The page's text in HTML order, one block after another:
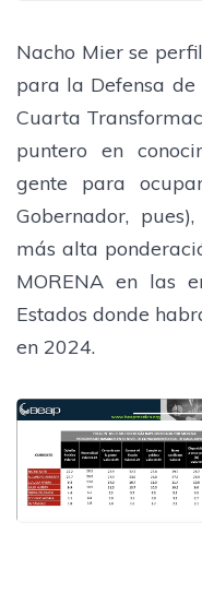
​Nacho Mier se
para la Defensa de
Cuarta
puntero en
gente para
Gobernador,
más alta
MORENA en las
Estados donde
en 2024.